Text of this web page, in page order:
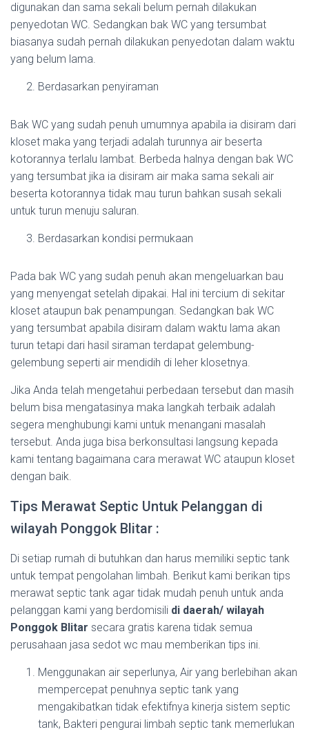
digunakan dan sama sekali belum pernah dilakukan
penyedotan WC. Sedangkan bak WC yang tersumbat
biasanya sudah pernah dilakukan penyedotan dalam waktu
yang belum lama.
Berdasarkan penyiraman
Bak WC yang sudah penuh umumnya apabila ia disiram dari
kloset maka yang terjadi adalah turunnya air beserta
kotorannya terlalu lambat. Berbeda halnya dengan bak WC
yang tersumbat jika ia disiram air maka sama sekali air
beserta kotorannya tidak mau turun bahkan susah sekali
untuk turun menuju saluran.
Berdasarkan kondisi permukaan
Pada bak WC yang sudah penuh akan mengeluarkan bau
yang menyengat setelah dipakai. Hal ini tercium di sekitar
kloset ataupun bak penampungan. Sedangkan bak WC
yang tersumbat apabila disiram dalam waktu lama akan
turun tetapi dari hasil siraman terdapat gelembung-
gelembung seperti air mendidih di leher klosetnya.
Jika Anda telah mengetahui perbedaan tersebut dan masih
belum bisa mengatasinya maka langkah terbaik adalah
segera menghubungi kami untuk menangani masalah
tersebut. Anda juga bisa berkonsultasi langsung kepada
kami tentang bagaimana cara merawat WC ataupun kloset
dengan baik.
Tips Merawat Septic Untuk Pelanggan di
wilayah Ponggok Blitar :
Di setiap rumah di butuhkan dan harus memiliki septic tank
untuk tempat pengolahan limbah. Berikut kami berikan tips
merawat septic tank agar tidak mudah penuh untuk anda
pelanggan kami yang berdomisili di daerah/ wilayah
Ponggok Blitar secara gratis karena tidak semua
perusahaan jasa sedot wc mau memberikan tips ini.
Menggunakan air seperlunya, Air yang berlebihan akan
mempercepat penuhnya septic tank yang
mengakibatkan tidak efektifnya kinerja sistem septic
tank, Bakteri pengurai limbah septic tank memerlukan